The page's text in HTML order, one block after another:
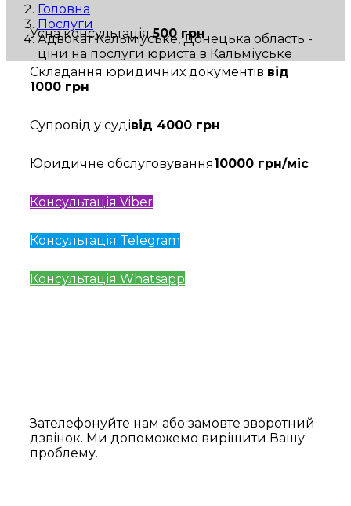
Головна
Послуги
Адвокат Кальміуське, Донецька область -
ціни на послуги юриста в Кальміуське
Усна консультація500 грн
Складання юридичних документів від
1000 грн
Супровід у судівід 4000 грн
Юридичне обслуговування10000 грн/міс
Консультація Viber
Консультація Telegram
Консультація Whatsapp
Зателефонуйте нам або замовте зворотний
дзвінок. Ми допоможемо вирішити Вашу
проблему.